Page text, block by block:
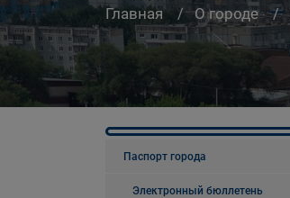
Главная О городе
Паспорт города
Электронный бюллетень